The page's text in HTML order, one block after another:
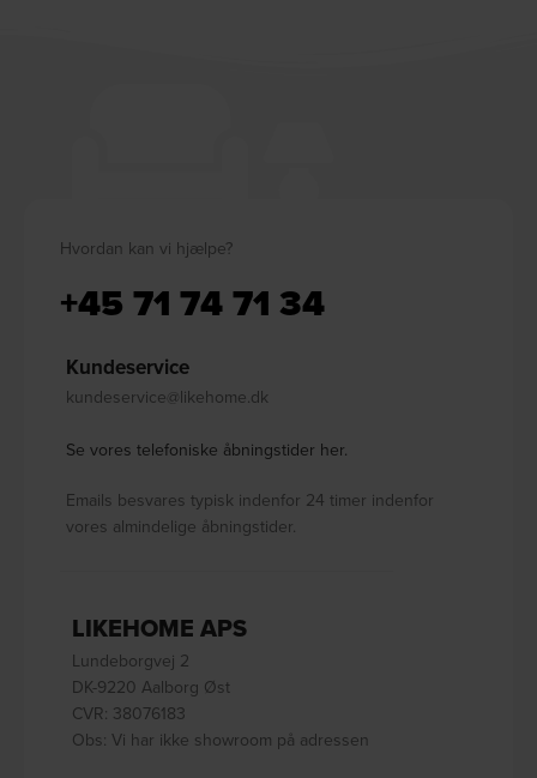
Hvordan kan vi hjælpe?
+45 71 74 71 34
Kundeservice
kundeservice@likehome.dk
Se vores telefoniske åbningstider her.
Emails besvares typisk indenfor 24 timer indenfor
vores almindelige åbningstider.
LIKEHOME APS
Lundeborgvej 2
DK-9220 Aalborg Øst
CVR: 38076183
Obs: Vi har ikke showroom på adressen